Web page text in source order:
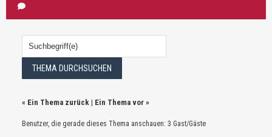
« Ein Thema zurück | Ein Thema vor »
Benutzer, die gerade dieses Thema anschauen: 3 Gast/Gäste